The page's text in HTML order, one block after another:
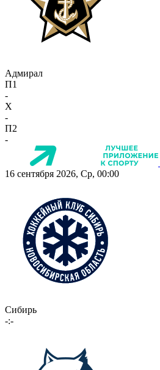
Адмирал
П1
-
X
-
П2
-
16 сентября 2026, Ср, 00:00
Сибирь
-:-